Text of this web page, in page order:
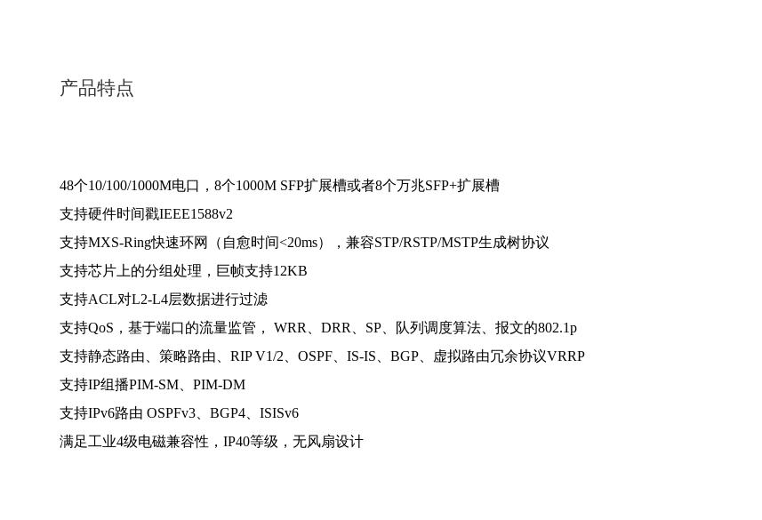
产品特点
48个10/100/1000M电口，8个1000M SFP扩展槽或者8个万兆SFP+扩展槽
支持硬件时间戳IEEE1588v2
支持MXS-Ring快速环网（自愈时间<20ms），兼容STP/RSTP/MSTP生成树协议
支持芯片上的分组处理，巨帧支持12KB
支持ACL对L2-L4层数据进行过滤
支持QoS，基于端口的流量监管， WRR、DRR、SP、队列调度算法、报文的802.1p
支持静态路由、策略路由、RIP V1/2、OSPF、IS-IS、BGP、虚拟路由冗余协议VRRP
支持IP组播PIM-SM、PIM-DM
支持IPv6路由 OSPFv3、BGP4、ISISv6
满足工业4级电磁兼容性，IP40等级，无风扇设计